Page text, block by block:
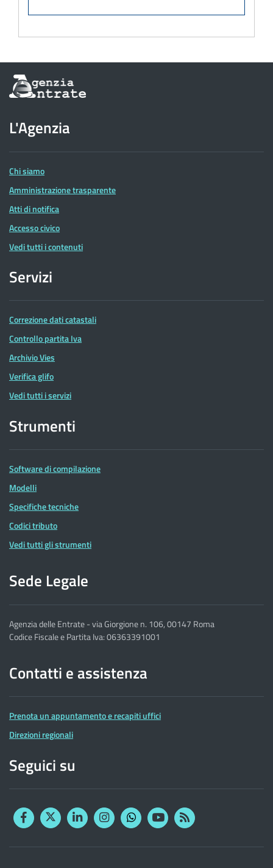
Informazioni
sul
dell'Agenzia
delle
Entrate
L'Agenzia
Chi siamo
Amministrazione trasparente
Atti di notifica
Accesso civico
Vedi tutti i contenuti
Servizi
Correzione dati catastali
Controllo partita Iva
Archivio Vies
Verifica glifo
Vedi tutti i servizi
Strumenti
Software di compilazione
Modelli
Specifiche tecniche
Codici tributo
Vedi tutti gli strumenti
Sede Legale
Agenzia delle Entrate - via Giorgione n. 106, 00147 Roma
Codice Fiscale e Partita Iva: 06363391001
Contatti e assistenza
Prenota un appuntamento e recapiti uffici
Direzioni regionali
Seguici su
FacebookTwitterLinkedinInstagram
YouTubeRSS